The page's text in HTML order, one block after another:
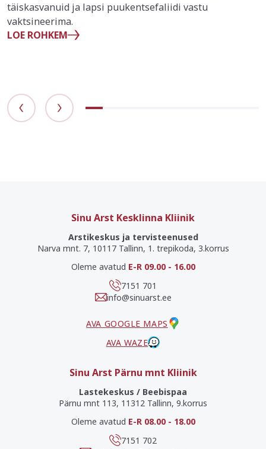
täiskasvanuid ja lapsi puukentsefaliidi vastu
vaktsineerima.
LOE ROHKEM
Sinu Arst Kesklinna Kliinik
Arstikeskus ja tervisteenused
Narva mnt. 7, 10117 Tallinn, 1. trepikoda, 3.korrus
Oleme avatud E-R 09.00 - 16.00
7151 701
info@sinuarst.ee
AVA GOOGLE MAPS
AVA WAZE
Sinu Arst Pärnu mnt Kliinik
Lastekeskus / Beebispaa
Pärnu mnt 113, 11312 Tallinn, 9.korrus
Oleme avatud E-R 08.00 - 18.00
7151 702